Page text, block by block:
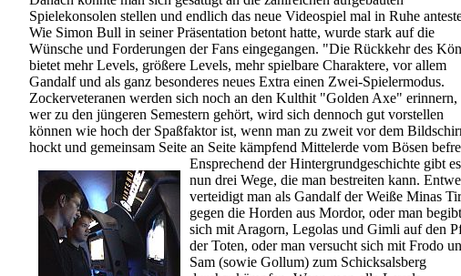
Spielekonsolen stellen und endlich das neue Videospiel mal in Ruhe
Wie Simon Bull in seiner Präsentation betont hatte, wurde stark auf die
Wünsche und Forderungen der Fans eingegangen. "Die Rückkehr des
bietet mehr Levels, größere Levels, mehr spielbare Charaktere, vor allem
Gandalf und als ganz besonderes neues Extra einen Zwei-Spielermodus.
Zockerveteranen werden sich noch an den Kulthit "Golden Axe" erinnern,
wer zu den jüngeren Semestern gehört, wird sich dennoch gut vorstellen
können wie hoch der Spaßfaktor ist, wenn man zu zweit vor dem
hockt und gemeinsam Seite an Seite kämpfend Mittelerde vom Bösen
Ensprechend der Hintergrundgeschichte gibt es
nun drei Wege, die man bestreiten kann.
verteidigt man als Gandalf der Weiße Minas
gegen die Horden aus Mordor, oder man begibt
sich mit Aragorn, Legolas und Gimli auf den
der Toten, oder man versucht sich mit Frodo
Sam (sowie Gollum) zum Schicksalsberg